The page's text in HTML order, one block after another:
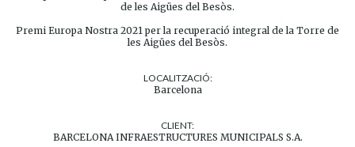
de les Aigües del Besòs.
Premi Europa Nostra 2021 per la recuperació integral de la Torre de
les Aigües del Besòs.
LOCALITZACIÓ:
Barcelona
CLIENT:
BARCELONA INFRAESTRUCTURES MUNICIPALS S.A.